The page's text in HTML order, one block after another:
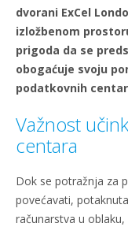
dvorani ExCel
izložbenom
prigoda da se
obogaćuje svoju
podatkovnih
Važnost
centara
Dok se potražnja za
povećavati,
računarstva u